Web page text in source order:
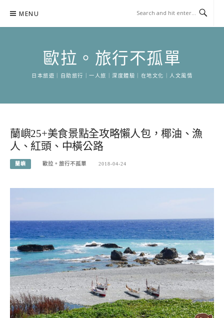
content
MENU
歐拉。旅行不孤單
日本旅遊｜自助旅行｜一人旅｜深度體驗｜在地文化｜人文風情
蘭嶼25+美食景點全攻略懶人包，椰油、漁
人、紅頭、中橫公路
蘭嶼 歐拉。旅行不孤單 2018-04-24